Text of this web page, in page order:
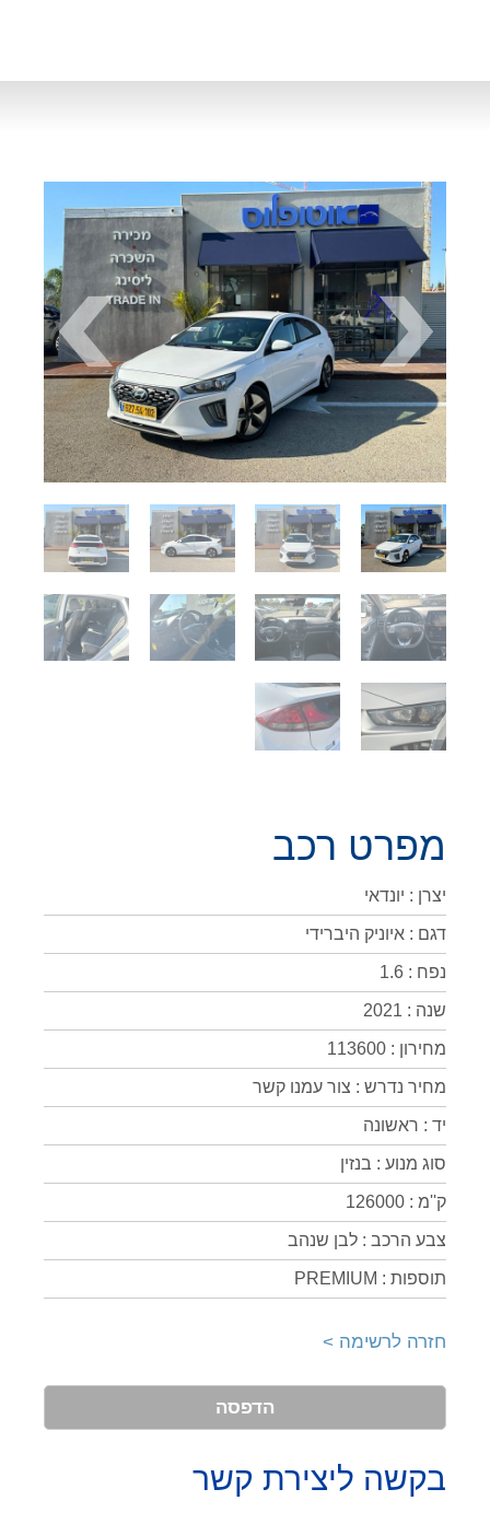
מפרט רכב
יצרן : יונדאי
דגם : איוניק היברידי
נפח : 1.6
שנה : 2021
מחירון : 113600
מחיר נדרש : צור עמנו קשר
יד : ראשונה
סוג מנוע : בנזין
ק''מ : 126000
צבע הרכב : לבן שנהב
תוספות : PREMIUM
חזרה לרשימה >
הדפסה
בקשה ליצירת קשר